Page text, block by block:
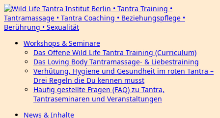
Workshops & Seminare
Das Offene Wild Life Tantra Training (Curriculum)
Das Loving Body Tantramassage- & Liebestraining
Verhütung, Hygiene und Gesundheit im roten Tantra –
Drei Regeln die Du kennen musst
Häufig gestellte Fragen (FAQ) zu Tantra,
Tantraseminaren und Veranstaltungen
News & Inhalte